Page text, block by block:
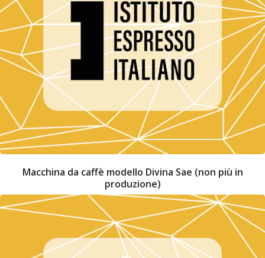
Macchina da caffè modello Divina Sae (non più in
produzione)